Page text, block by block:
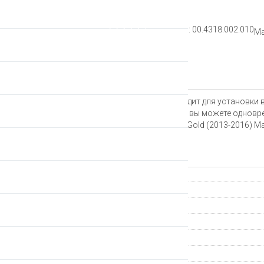
Рейтинг: Артикул: 00.4318.002.010
Переключатель OneLoc подходит для
рычаг переключения передач, вы можете
Revelation, Bluto, Sektor, ReconGold (2013-2016)
Производитель
Группа компонентов
Артикул